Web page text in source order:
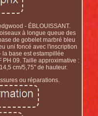
- ÉBLOUISSANT.
à longue queue des
de gobelet marbré bleu
uni foncé avec l'inscription
la base est estampillée
09. Taille approximative :
cm/5,75" de hauteur.
ou réparations.